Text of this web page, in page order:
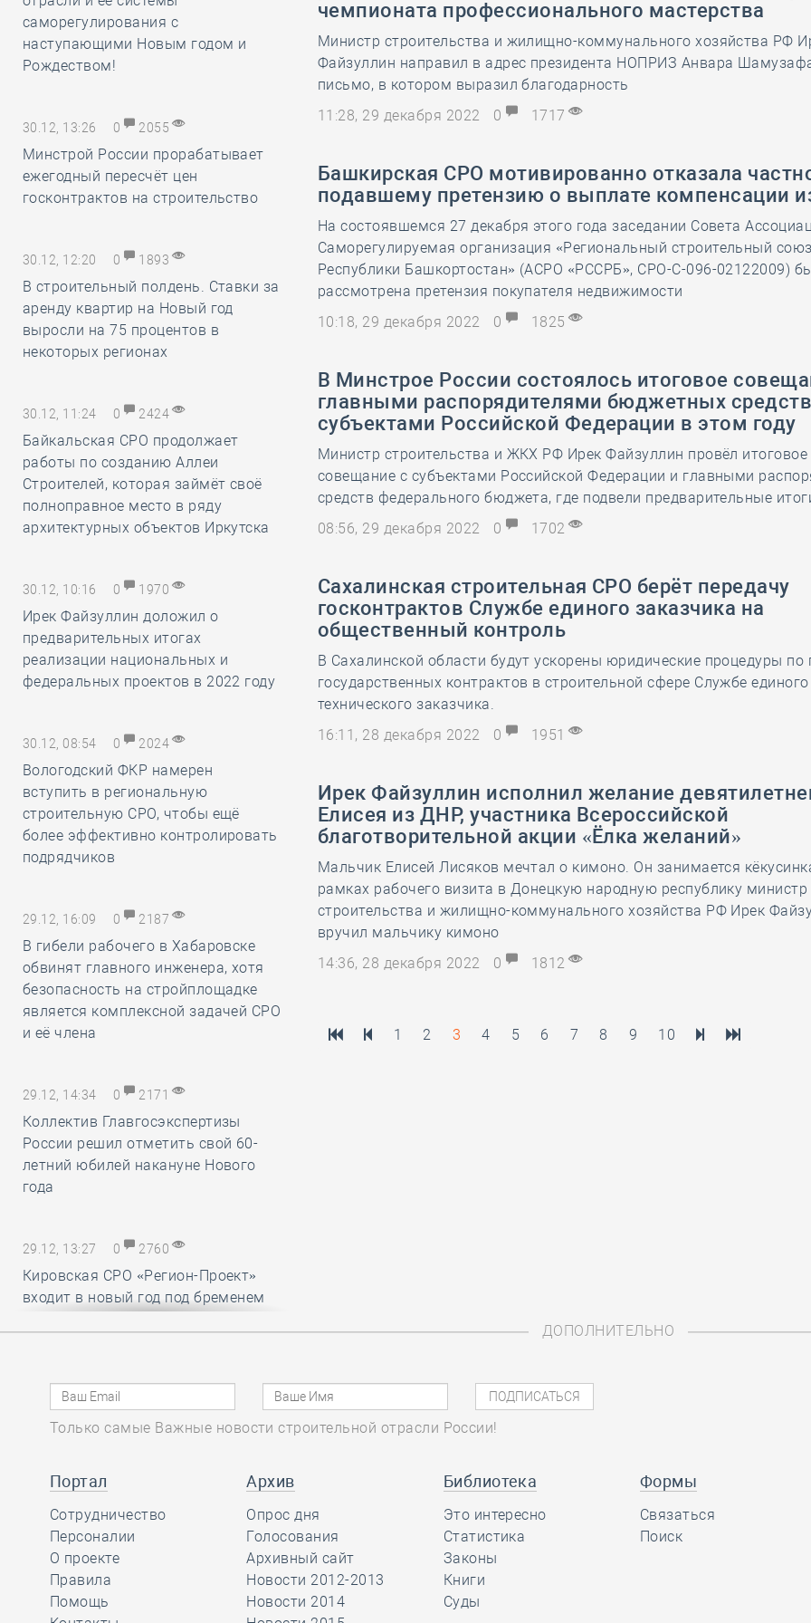
28 мая
саморегулирования с
наступающими Новым годом и
Рождеством!
30.12, 13:26 0 2055
Минстрой России прорабатывает
ежегодный пересчёт цен
госконтрактов на строительство
30.12, 12:20 0 1893
В строительный полдень. Ставки за
аренду квартир на Новый год
выросли на 75 процентов в
некоторых регионах
30.12, 11:24 0 2424
Байкальская СРО продолжает
работы по созданию Аллеи
Строителей, которая займёт своё
полноправное место в ряду
архитектурных объектов Иркутска
30.12, 10:16 0 1970
Ирек Файзуллин доложил о
предварительных итогах
реализации национальных и
федеральных проектов в 2022 году
30.12, 08:54 0 2024
Вологодский ФКР намерен
вступить в региональную
строительную СРО, чтобы ещё
более эффективно контролировать
подрядчиков
29.12, 16:09 0 2187
В гибели рабочего в Хабаровске
обвинят главного инженера, хотя
безопасность на стройплощадке
является комплексной задачей СРО
и её члена
29.12, 14:34 0 2171
Коллектив Главгосэкспертизы
России решил отметить свой 60-
летний юбилей накануне Нового
года
29.12, 13:27 0 2760
Кировская СРО «Регион-Проект»
входит в новый год под бременем
29.12, 12:25 0 1719
В строительный полдень. Ввод
жилья в России впервые достиг
за год
29.12, 11:28 0
Ирек Файзуллин поблагодарил
Анвара Шамузафарова за участие
в подготовке и проведении II
чемпионата профессионального мастерства
Министр строительства и жилищно-коммунального хозяйства РФ
Файзуллин направил в адрес президента НОПРИЗ Анвара
письмо, в котором выразил благодарность
11:28, 29 декабря 2022
0 1717
Башкирская СРО мотивированно отказала
подавшему претензию о выплате компенсации
На состоявшемся 27 декабря этого года заседании Совета
Саморегулируемая организация «Региональный строительный союз
Республики Башкортостан» (АСРО «РССРБ», СРО-С-096-02122009)
рассмотрена претензия покупателя недвижимости
10:18, 29 декабря 2022
0 1825
В Минстрое России состоялось итоговое
главными распорядителями бюджетных
субъектами Российской Федерации в этом году
Министр строительства и ЖКХ РФ Ирек Файзуллин провёл итоговое
совещание с субъектами Российской Федерации и главными
средств федерального бюджета, где подвели предварительные
08:56, 29 декабря 2022
0 1702
Сахалинская строительная СРО берёт передачу
госконтрактов Службе единого заказчика на
общественный контроль
В Сахалинской области будут ускорены юридические процедуры по
государственных контрактов в строительной сфере Службе единого
технического заказчика.
16:11, 28 декабря 2022
0 1951
Ирек Файзуллин исполнил желание
Елисея из ДНР, участника Всероссийской
благотворительной акции «Ёлка желаний»
Мальчик Елисей Лисяков мечтал о кимоно. Он занимается
рамках рабочего визита в Донецкую народную республику министр
строительства и жилищно-коммунального хозяйства РФ Ирек
вручил мальчику кимоно
14:36, 28 декабря 2022
0 1812
1 2 3 4 5 6 7 8 9 10
ДОПОЛНИТЕЛЬНО
Только самые Важные новости строительной отрасли России!
Портал
Сотрудничество
Персоналии
О проекте
Правила
Помощь
Архив
Опрос дня
Голосования
Архивный сайт
Новости 2012-2013
Новости 2014
Библиотека
Это интересно
Статистика
Законы
Книги
Суды
Формы
Связаться
Поиск